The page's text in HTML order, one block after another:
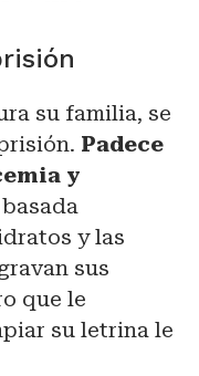
su familia, se
Padece
y
y las
sus
que le
su letrina le